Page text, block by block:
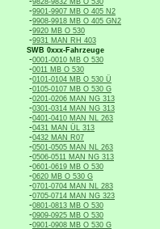
9828-9832 MB O 530
-9901-9907 MB O 405 N2
-9908-9918 MB O 405 GN2
-9920 MB O 530
-9931 MAN RH 403
SWB 0xxx-Fahrzeuge
-0001-0010 MB O 530
-0011 MB O 530
-0101-0104 MB O 530 Ü
-0105-0107 MB O 530 G
-0201-0206 MAN NG 313
-0301-0314 MAN NG 313
-0401-0410 MAN NL 263
-0431 MAN ÜL 313
-0432 MAN R07
-0501-0505 MAN NL 263
-0506-0511 MAN NG 313
-0601-0619 MB O 530
-0620 MB O 530 G
-0701-0704 MAN NL 283
-0705-0714 MAN NG 323
-0801-0813 MB O 530
-0909-0925 MB O 530
-0901-0908 MB O 530 G